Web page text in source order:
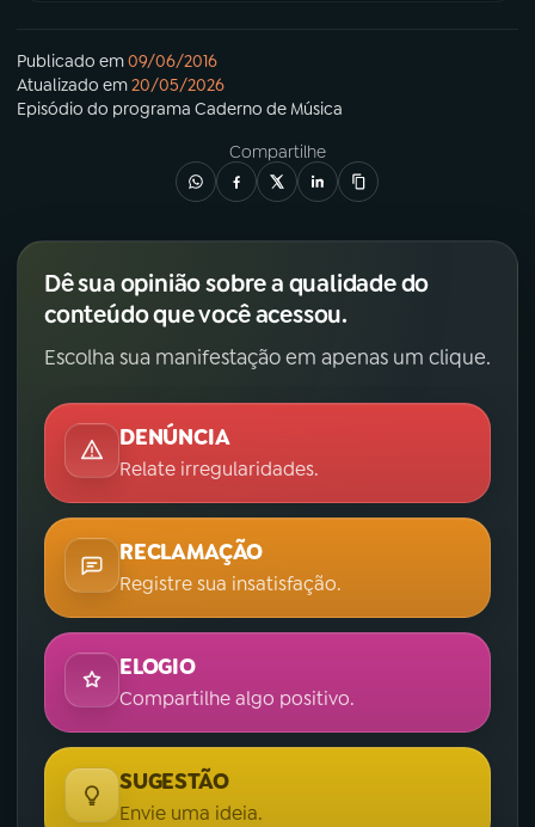
Publicado em09/06/2016
Atualizado em20/05/2026
Episódio do programa Caderno de Música
Compartilhe
Dê sua opinião sobre a qualidade do
conteúdo que você acessou.
Escolha sua manifestação em apenas um clique.
DENÚNCIA
Relate irregularidades.
RECLAMAÇÃO
Registre sua insatisfação.
ELOGIO
Compartilhe algo positivo.
SUGESTÃO
Envie uma ideia.